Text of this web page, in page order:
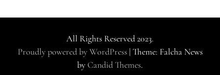
All Rights Reserved 2023.
Proudly powered by WordPress | Theme: Falcha News
by Candid Themes.